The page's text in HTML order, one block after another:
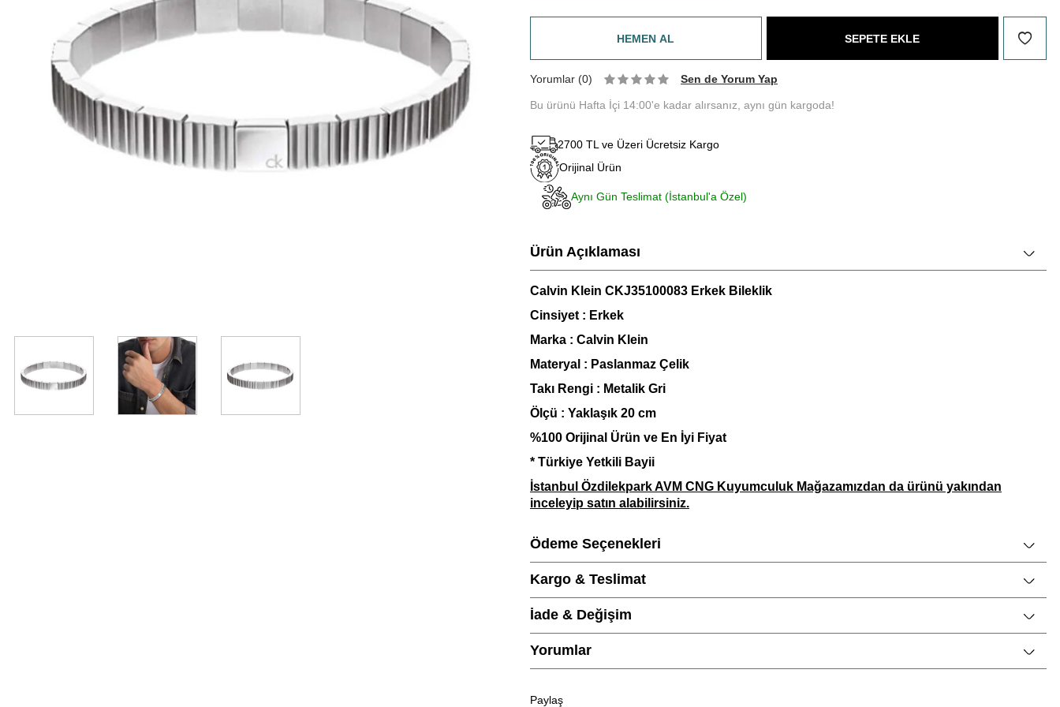
HEMEN AL SEPETE EKLE
Yorumlar (0) Sen de Yorum Yap
Bu ürünü Hafta İçi 14:00'e kadar alırsanız, aynı gün kargoda!
2700 TL ve Üzeri Ücretsiz Kargo
Orijinal Ürün
Aynı Gün Teslimat (İstanbul'a Özel)
Ürün Açıklaması
Calvin Klein CKJ35100083 Erkek Bileklik
Cinsiyet : Erkek
Marka : Calvin Klein
Materyal : Paslanmaz Çelik
Takı Rengi : Metalik Gri
Ö lçü : Yaklaşık 20 cm
%100 Orijinal Ürün ve En İyi Fiyat
* Türkiye Yetkili Bayii
İstanbul Özdilekpark AVM CNG Kuyumculuk Mağazamızdan da ürünü yakından
inceleyip satın alabilirsiniz.
güvencesi altındadır.
Siparişiniz,Orjinal Calvin Klein Marka Kutusu ve Onaylanmış Garanti Belgesi
adresinize teslim edilecektir
Calvin Klein Erkek Bileklik
için özel cilalı parlatma bezi hediye olarak gönderilecektir.
Ürün fiyatları, websitesine özel promosyonlar nedeniyle mağaza fiyatlarımızdan daha ucuz
Ödeme Seçenekleri
Kargo & Teslimat
İade & Değişim
Yorumlar
Paylaş